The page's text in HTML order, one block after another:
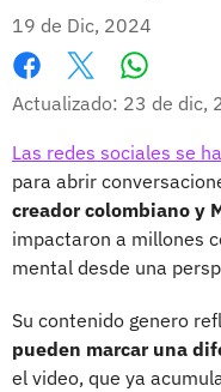
19 de Dic, 2024
Facebook
X
Actualizado: 23 de dic,
Las redes sociales se
para abrir
creador colombiano y
impactaron a millones
mental desde una
Su contenido genero
pueden marcar una
el video, que ya